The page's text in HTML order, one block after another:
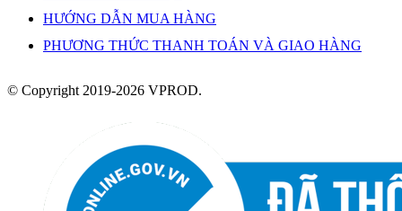
HƯỚNG DẪN MUA HÀNG
PHƯƠNG THỨC THANH TOÁN VÀ GIAO HÀNG
© Copyright 2019-2026 VPROD.